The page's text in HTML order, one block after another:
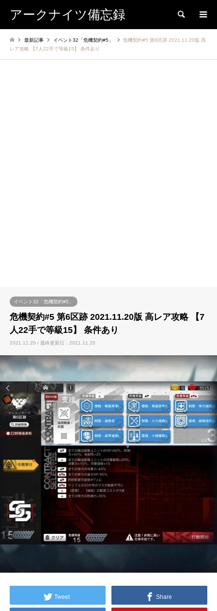
アークナイツ備忘録 検索
最新記事 イベント32「危機契約#5」
危機契約#5 第6区跡 2021.11.20版 高
レア攻略 【7人22手で等級15】 条件あり
イベント32「危機契約#5」
危機契約#5 第6区跡 2021.11.20版 高レア攻略 【7
人22手で等級15】 条件あり
2021.11.20 / 最終更新日：2021.11.20
Tweet Share